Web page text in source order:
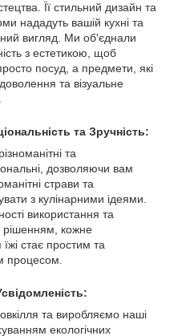
Її стильний дизайн та
нададуть вашій кухні та
вигляд. Ми об'єднали
з естетикою, щоб
посуд, а предмети, які
та візуальне
та Зручність:
та
дозволяючи вам
страви та
з кулінарними ідеями.
використання та
рішенням, кожне
стає простим та
процесом.
та виробляємо наші
екологічних